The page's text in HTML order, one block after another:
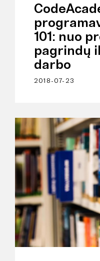
101: nuo
pagrindų
darbo
2018-07-23